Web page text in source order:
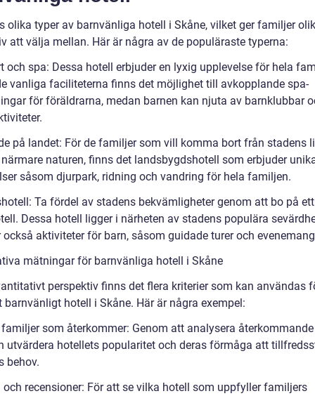
olika typer av barnvänliga hotell i Skåne, vilket ger familjer
att välja mellan. Här är några av de populäraste typerna:
och spa: Dessa hotell erbjuder en lyxig upplevelse för hela
vanliga faciliteterna finns det möjlighet till avkopplande spa-
för föräldrarna, medan barnen kan njuta av barnklubbar
på landet: För de familjer som vill komma bort från stadens
naturen, finns det landsbygdshotell som erbjuder
såsom djurpark, ridning och vandring för hela familjen.
Ta fördel av stadens bekvämligheter genom att bo på ett
Dessa hotell ligger i närheten av stadens populära
också aktiviteter för barn, såsom guidade turer och
mätningar för barnvänliga hotell i Skåne
perspektiv finns det flera kriterier som kan användas
barnvänligt hotell i Skåne. Här är några exempel:
som återkommer: Genom att analysera
utvärdera hotellets popularitet och deras förmåga att
behov.
och recensioner: För att se vilka hotell som uppfyller familjers